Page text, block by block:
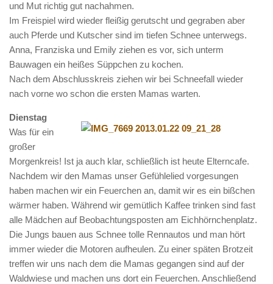
Waldspielgruppe
Pädagogisches Konzept
Wald- und Naturpädagogik
Infos und Team
Bildergalerie
Nachmittagsgruppen
Bildergalerie
Galerie 2013/2014
Galerie 2012/2013
Die Klassiker
Login
und Mut richtig gut nachahmen.
Im Freispiel wird wieder fleißig gerutscht und gegraben aber
auch Pferde und Kutscher sind im tiefen Schnee unterwegs.
Anna, Franziska und Emily ziehen es vor, sich unterm
Bauwagen ein heißes Süppchen zu kochen.
Nach dem Abschlusskreis ziehen wir bei Schneefall wieder
nach vorne wo schon die ersten Mamas warten.
Dienstag
Was für ein
großer
Morgenkreis! Ist ja auch klar, schließlich ist heute Elterncafe.
Nachdem wir den Mamas unser Gefühlelied vorgesungen
haben machen wir ein Feuerchen an, damit wir es ein bißchen
wärmer haben. Während wir gemütlich Kaffee trinken sind fast
alle Mädchen auf Beobachtungsposten am Eichhörnchenplatz.
Die Jungs bauen aus Schnee tolle Rennautos und man hört
immer wieder die Motoren aufheulen. Zu einer späten Brotzeit
treffen wir uns nach dem die Mamas gegangen sind auf der
Waldwiese und machen uns dort ein Feuerchen. Anschließend